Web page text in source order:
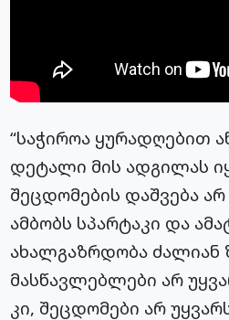
“საჭიროა ყურადღებით
დეტალი მის ადგილას
შეცდომების დაშვება არ
ამბობს სპარტაკი და
ახალგაზრდობა ძალიან
მასწავლებლები არ
კი, შეცდომები არ